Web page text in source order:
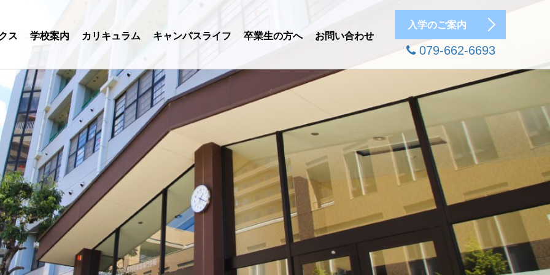
ス 学校案内 カリキュラム キャンパスライフ 卒業生の方へ お問い合わせ
入学のご案内
079-662-6693